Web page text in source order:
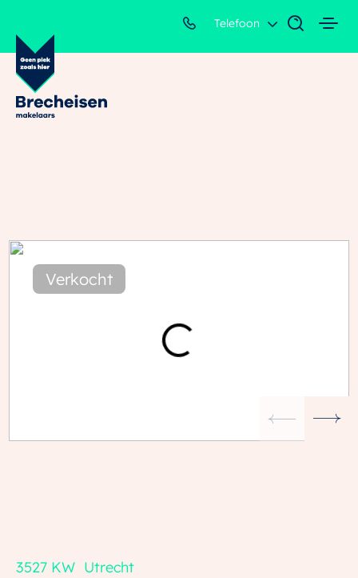
Telefoon
Verkocht
3527 KW Utrecht